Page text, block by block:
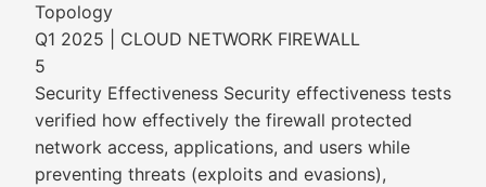
Topology
Q1 2025 | CLOUD NETWORK FIREWALL
5
Security Effectiveness Security effectiveness tests
verified how effectively the firewall protected
network access, applications, and users while
preventing threats (exploits and evasions),